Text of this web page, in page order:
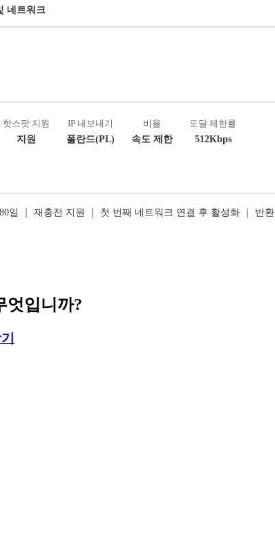
네트워크
핫스팟 지원
지원
IP 내보내기
폴란드(PL)
비율
속도 제한
도달 제한률
512Kbps
일 ｜ 재충전 지원 ｜ 첫 번째 네트워크 연결 후 활성화 ｜ 반
엇입니까?